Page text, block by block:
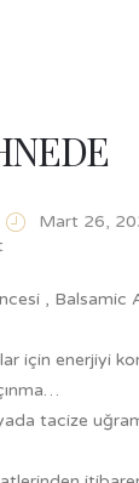
Mart 26,
, Balsamic
için enerjiyi
tacize